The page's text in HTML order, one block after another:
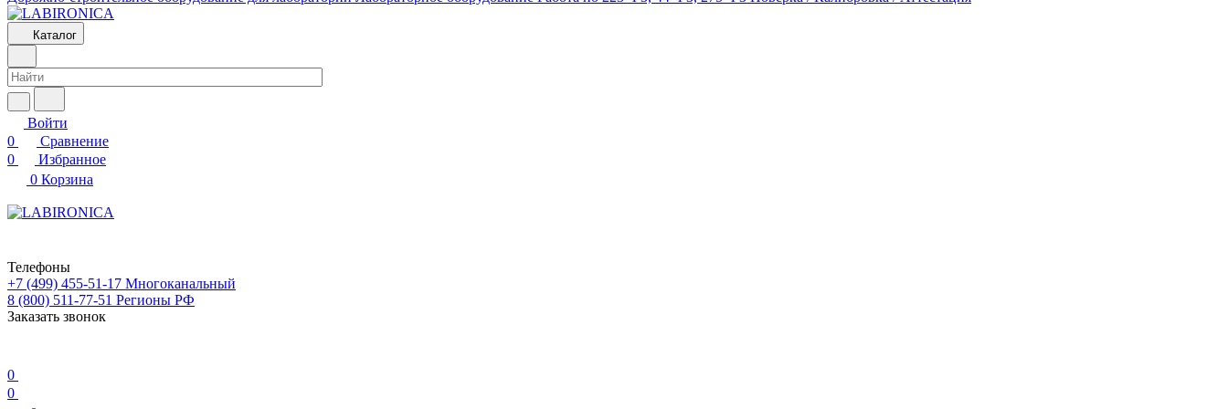
Каталог
Войти
0
Сравнение
0
Избранное
0 Корзина
Телефоны
+7 (499) 455-51-17 Многоканальный
8 (800) 511-77-51 Регионы РФ
Заказать звонок
0
0